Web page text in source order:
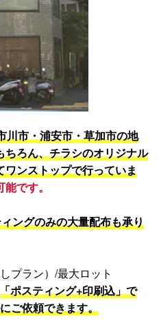
川市・浦安市・草加市の地
ろん、チラシのオリジナル
ンストップで行っていま
です。
ングのみの大量配布も承り
プラン）/最大ロット
「ポスティング+印刷込」で
ご依頼できます。